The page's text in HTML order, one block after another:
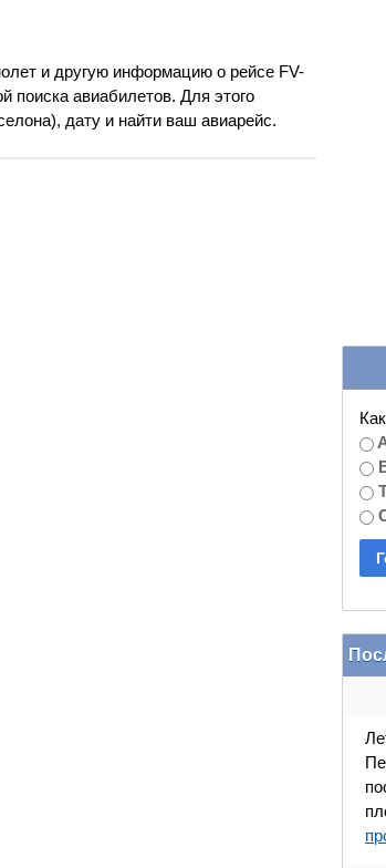
и другую информацию о рейсе FV-
поиска авиабилетов. Для этого
дату и найти ваш авиарейс.